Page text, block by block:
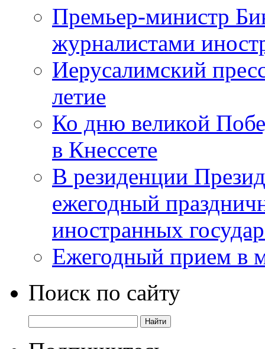
Премьер-министр
журналистами
Иерусалимский
летие
Ко дню великой
в Кнессете
В резиденции
ежегодный
иностранных
Ежегодный прием в
Поиск по сайту